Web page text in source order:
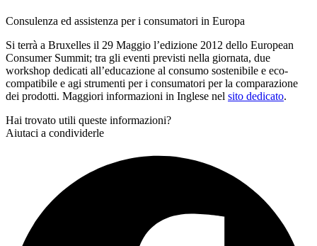
Consulenza ed assistenza per i consumatori in Europa
Si terrà a Bruxelles il 29 Maggio l’edizione 2012 dello European
Consumer Summit; tra gli eventi previsti nella giornata, due
workshop dedicati all’educazione al consumo sostenibile e eco-
compatibile e agi strumenti per i consumatori per la comparazione
dei prodotti. Maggiori informazioni in Inglese nel sito dedicato.
Hai trovato utili queste informazioni?
Aiutaci a condividerle